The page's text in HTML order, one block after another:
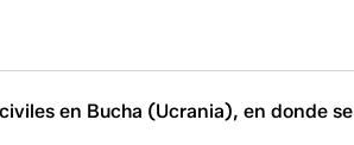
en Bucha (Ucrania), en donde se